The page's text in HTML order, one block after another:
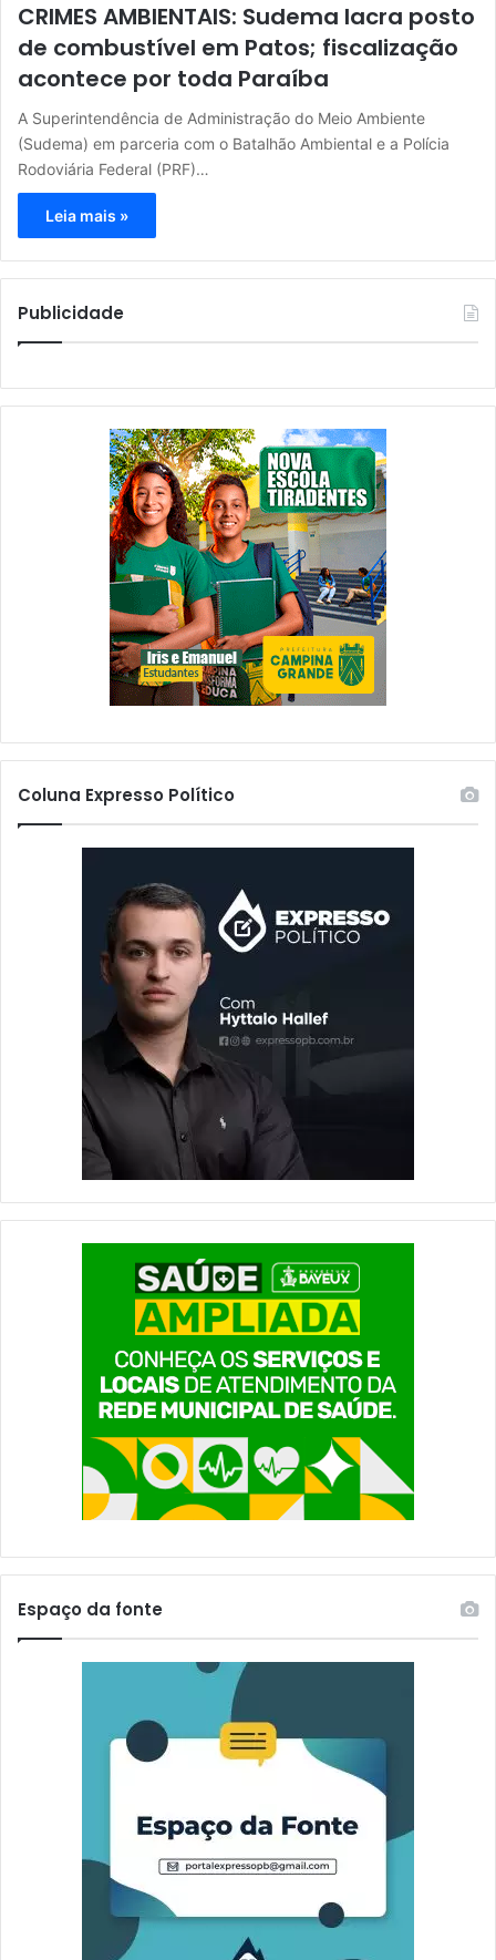
CRIMES AMBIENTAIS: Sudema lacra posto
de combustível em Patos; fiscalização
acontece por toda Paraíba
A Superintendência de Administração do Meio Ambiente
(Sudema) em parceria com o Batalhão Ambiental e a Polícia
Rodoviária Federal (PRF)…
Leia mais »
Publicidade
Coluna Expresso Político
Espaço da fonte